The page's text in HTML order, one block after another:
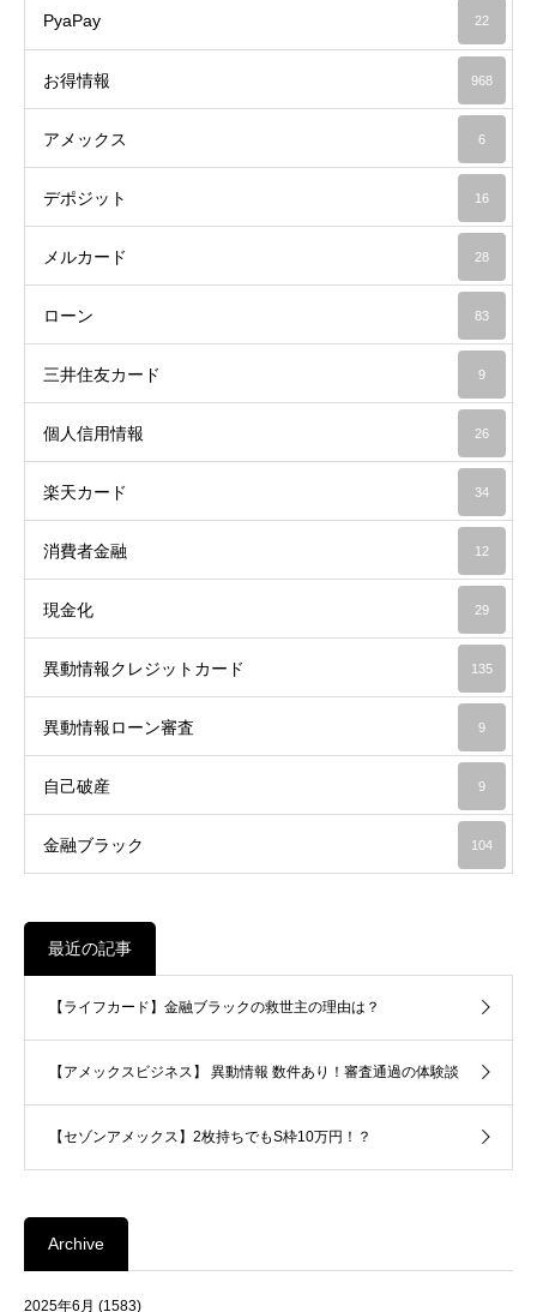
PyaPay 22
お得情報 968
アメックス 6
デポジット 16
メルカード 28
ローン 83
三井住友カード 9
個人信用情報 26
楽天カード 34
消費者金融 12
現金化 29
異動情報クレジットカード 135
異動情報ローン審査 9
自己破産 9
金融ブラック 104
最近の記事
【ライフカード】金融ブラックの救世主の理由は？
【アメックスビジネス】 異動情報 数件あり！審査通過の体験談
【セゾンアメックス】2枚持ちでもS枠10万円！？
Archive
2025年6月 (1583)